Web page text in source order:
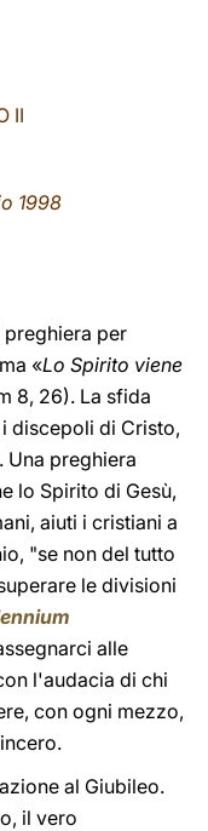
LATINE
II
1998
preghiera per
«Lo Spirito viene
8, 26). La sfida
discepoli di Cristo,
Una preghiera
lo Spirito di Gesù,
aiuti i cristiani a
"se non del tutto
le divisioni
alle
l'audacia di chi
con ogni mezzo,
al Giubileo.
il vero